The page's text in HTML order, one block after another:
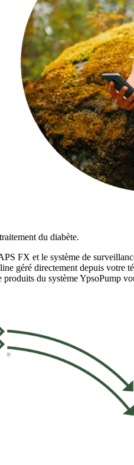
du diabète.
FX et le système de
géré directement depuis votre
du système YpsoPump